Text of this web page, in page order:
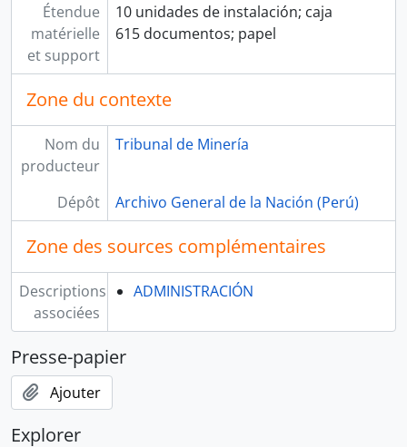
Étendue
matérielle
et support
10 unidades de instalación; caja
615 documentos; papel
Zone du contexte
Nom du
producteur
Tribunal de Minería
Dépôt Archivo General de la Nación (Perú)
Zone des sources complémentaires
Descriptions
associées
ADMINISTRACIÓN
Presse-papier
Ajouter
Explorer